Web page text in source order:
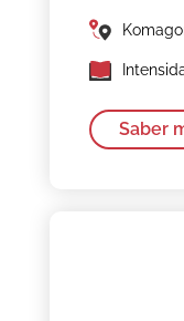
Saber